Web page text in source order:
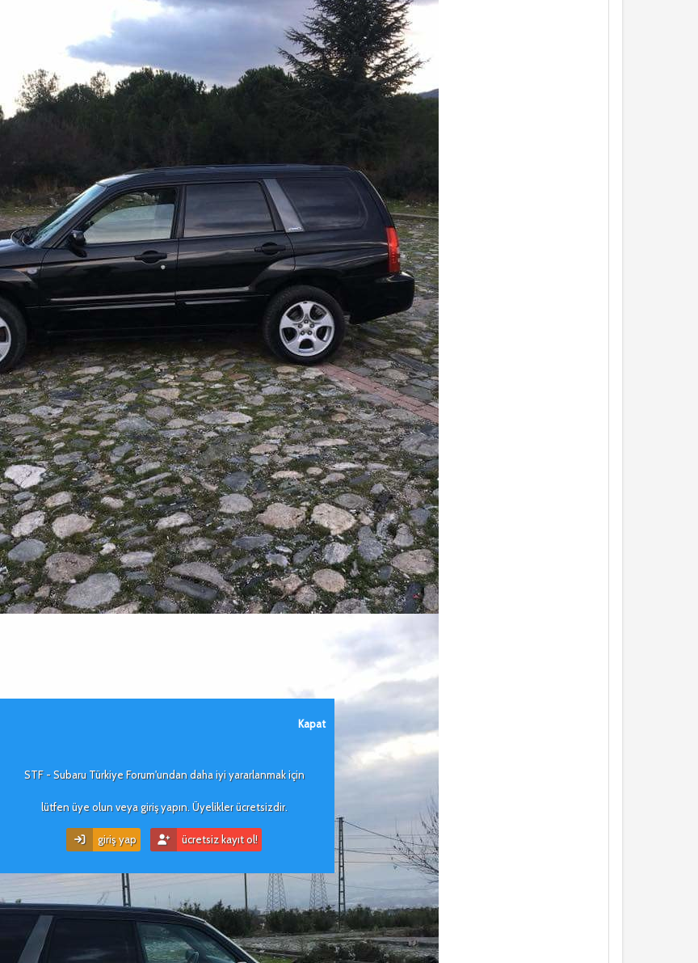
Kapat
STF - Subaru Türkiye Forum'undan daha iyi yararlanmak için
lütfen üye olun veya giriş yapın. Üyelikler ücretsizdir.
giriş yap ücretsiz kayıt ol!